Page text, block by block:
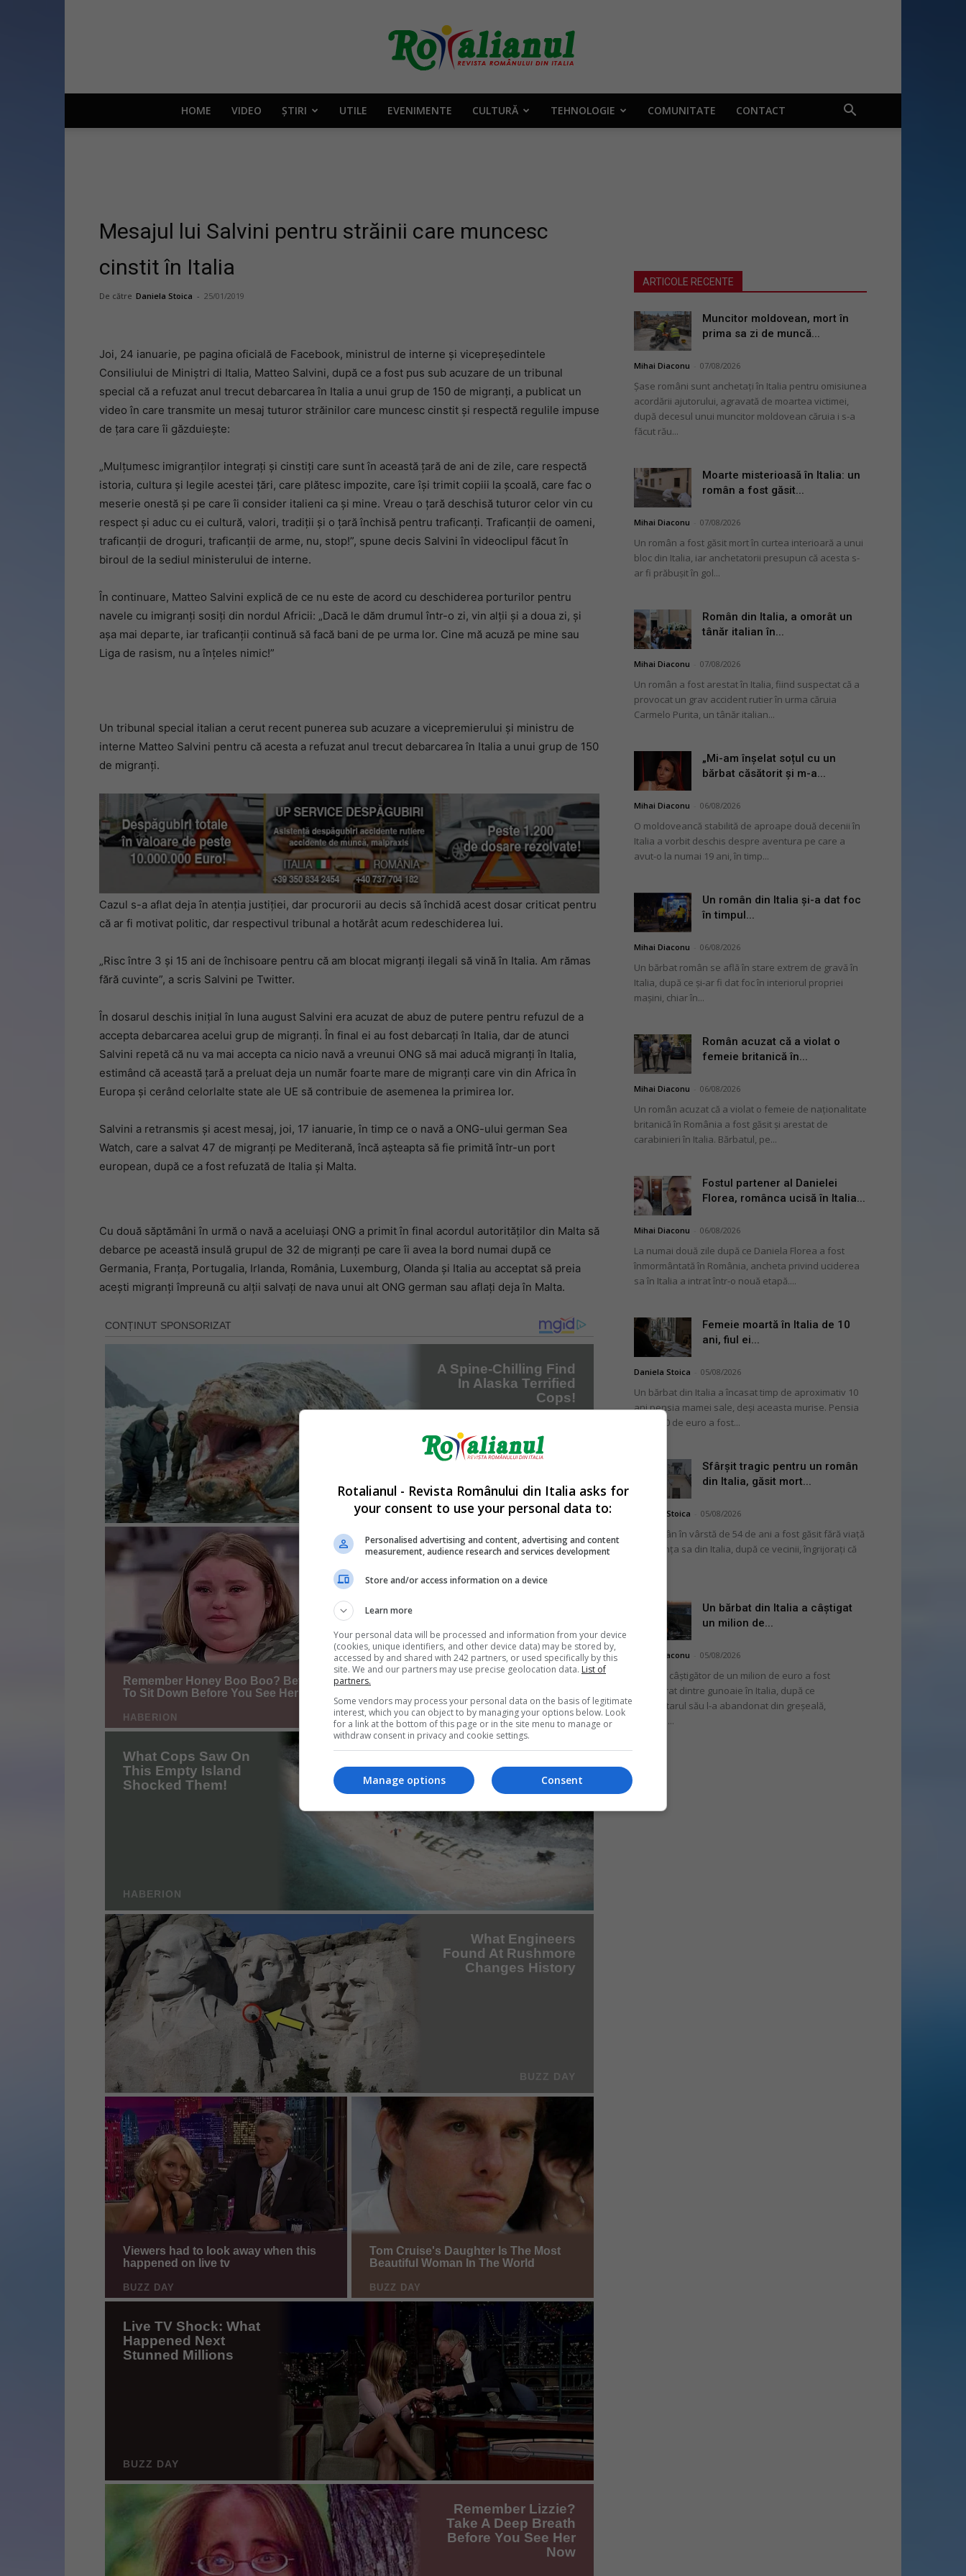
Rotalianul
românului
din
Italia
HOME VIDEO ȘTIRI UTILE EVENIMENTE CULTURĂ TEHNOLOGIE COMUNITATE CONTACT
Mesajul lui Salvini pentru străinii care muncesc
cinstit în Italia
De către Daniela Stoica - 25/01/2019
Joi, 24 ianuarie, pe pagina oficială de Facebook, ministrul de interne și vicepreședintele
Consiliului de Miniștri di Italia, Matteo Salvini, după ce a fost pus sub acuzare de un tribunal
special că a refuzat anul trecut debarcarea în Italia a unui grup de 150 de migranţi, a publicat un
video în care transmite un mesaj tuturor străinilor care muncesc cinstit și respectă regulile impuse
de țara care îi găzduiește:
„Mulțumesc imigranților integrați și cinstiți care sunt în această țară de ani de zile, care respectă
istoria, cultura și legile acestei țări, care plătesc impozite, care își trimit copiii la școală, care fac o
meserie onestă și pe care îi consider italieni ca și mine. Vreau o țară deschisă tuturor celor vin cu
respect și aduc cu ei cultură, valori, tradiții și o țară închisă pentru traficanți. Traficanții de oameni,
traficanții de droguri, traficanții de arme, nu, stop!”, spune decis Salvini în videoclipul făcut în
biroul de la sediul ministerului de interne.
În continuare, Matteo Salvini explică de ce nu este de acord cu deschiderea porturilor pentru
navele cu imigranți sosiți din nordul Africii: „Dacă le dăm drumul într-o zi, vin alții și a doua zi, și
așa mai departe, iar traficanții continuă să facă bani de pe urma lor. Cine mă acuză pe mine sau
Liga de rasism, nu a înțeles nimic!”
Un tribunal special italian a cerut recent punerea sub acuzare a vicepremierului şi ministru de
interne Matteo Salvini pentru că acesta a refuzat anul trecut debarcarea în Italia a unui grup de 150
de migranţi.
Cazul s-a aflat deja în atenţia justiţiei, dar procurorii au decis să închidă acest dosar criticat pentru
că ar fi motivat politic, dar respectivul tribunal a hotărât acum redeschiderea lui.
„Risc între 3 şi 15 ani de închisoare pentru că am blocat migranţi ilegali să vină în Italia. Am rămas
fără cuvinte”, a scris Salvini pe Twitter.
În dosarul deschis iniţial în luna august Salvini era acuzat de abuz de putere pentru refuzul de a
accepta debarcarea acelui grup de migranţi. În final ei au fost debarcaţi în Italia, dar de atunci
Salvini repetă că nu va mai accepta ca nicio navă a vreunui ONG să mai aducă migranţi în Italia,
estimând că această ţară a preluat deja un număr foarte mare de migranţi care vin din Africa în
Europa şi cerând celorlalte state ale UE să contribuie de asemenea la primirea lor.
Salvini a retransmis şi acest mesaj, joi, 17 ianuarie, în timp ce o navă a ONG-ului german Sea
Watch, care a salvat 47 de migranţi pe Mediterană, încă aşteapta să fie primită într-un port
european, după ce a fost refuzată de Italia şi Malta.
Cu două săptămâni în urmă o navă a aceluiaşi ONG a primit în final acordul autorităţilor din Malta să
debarce pe această insulă grupul de 32 de migranţi pe care îi avea la bord numai după ce
Germania, Franţa, Portugalia, Irlanda, România, Luxemburg, Olanda şi Italia au acceptat să preia
aceşti migranţi împreună cu alţii salvaţi de nava unui alt ONG german sau aflaţi deja în Malta.
ARTICOLE RECENTE
Muncitor moldovean, mort în
prima sa zi de muncă...
Mihai Diaconu 07/08/2026
Șase români sunt anchetați în Italia pentru omisiunea
acordării ajutorului, agravată de moartea victimei,
după decesul unui muncitor moldovean căruia i s-a
făcut rău...
Moarte misterioasă în Italia: un
român a fost găsit...
Mihai Diaconu 07/08/2026
Un român a fost găsit mort în curtea interioară a unui
bloc din Italia, iar anchetatorii presupun că acesta s-
ar fi prăbușit în gol...
Român din Italia, a omorât un
tânăr italian în...
Mihai Diaconu 07/08/2026
Un român a fost arestat în Italia, fiind suspectat că a
provocat un grav accident rutier în urma căruia
Carmelo Purita, un tânăr italian...
„Mi-am înșelat soțul cu un
bărbat căsătorit și m-a...
Mihai Diaconu 06/08/2026
O moldoveancă stabilită de aproape două decenii în
Italia a vorbit deschis despre aventura pe care a
avut-o la numai 19 ani, în timp...
Un român din Italia și-a dat foc
în timpul...
Mihai Diaconu 06/08/2026
Un bărbat român se află în stare extrem de gravă în
Italia, după ce și-ar fi dat foc în interiorul propriei
mașini, chiar în...
Român acuzat că a violat o
femeie britanică în...
Mihai Diaconu 06/08/2026
Un român acuzat că a violat o femeie de naționalitate
britanică în România a fost găsit și arestat de
carabinieri în Italia. Bărbatul, pe...
Fostul partener al Danielei
Florea, românca ucisă în Italia...
Mihai Diaconu 06/08/2026
La numai două zile după ce Daniela Florea a fost
înmormântată în România, ancheta privind uciderea
sa în Italia a intrat într-o nouă etapă....
Femeie moartă în Italia de 10
ani, fiul ei...
Daniela Stoica 05/08/2026
Un bărbat din Italia a încasat timp de aproximativ 10
ani pensia mamei sale, deși aceasta murise. Pensia
de 2.000 de euro a fost...
Sfârșit tragic pentru un român
din Italia, găsit mort...
Daniela Stoica 05/08/2026
Un român în vârstă de 54 de ani a fost găsit fără viață
în locuința sa din Italia, după ce vecinii, îngrijorați că
Un bărbat din Italia a câștigat
un milion de...
Mihai Diaconu 05/08/2026
Un bilet câștigător de un milion de euro a fost
recuperat dintre gunoaie în Italia, după ce
proprietarul său l-a abandonat din greșeală,
convins...
Rotalianul - Revista Românului din Italia asks for
your consent to use your personal data to:
Personalised advertising and content, advertising and content
measurement, audience research and services development
Store and/or access information on a device
Learn more
Your personal data will be processed and information from your device
(cookies, unique identifiers, and other device data) may be stored by,
accessed by and shared with 242 partners, or used specifically by this
site. We and our partners may use precise geolocation data. List of
partners.
Some vendors may process your personal data on the basis of legitimate
interest, which you can object to by managing your options below. Look
for a link at the bottom of this page or in the site menu to manage or
withdraw consent in privacy and cookie settings.
Consent
Manage options